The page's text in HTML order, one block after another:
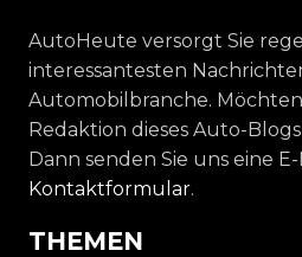
AutoHeute versorgt Sie
interessantesten
Automobilbranche.
Redaktion dieses Auto-
Dann senden Sie uns eine
Kontaktformular.
THEMEN